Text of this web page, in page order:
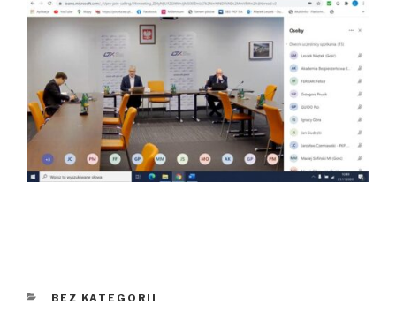
KATEGORIE
BEZ KATEGORII